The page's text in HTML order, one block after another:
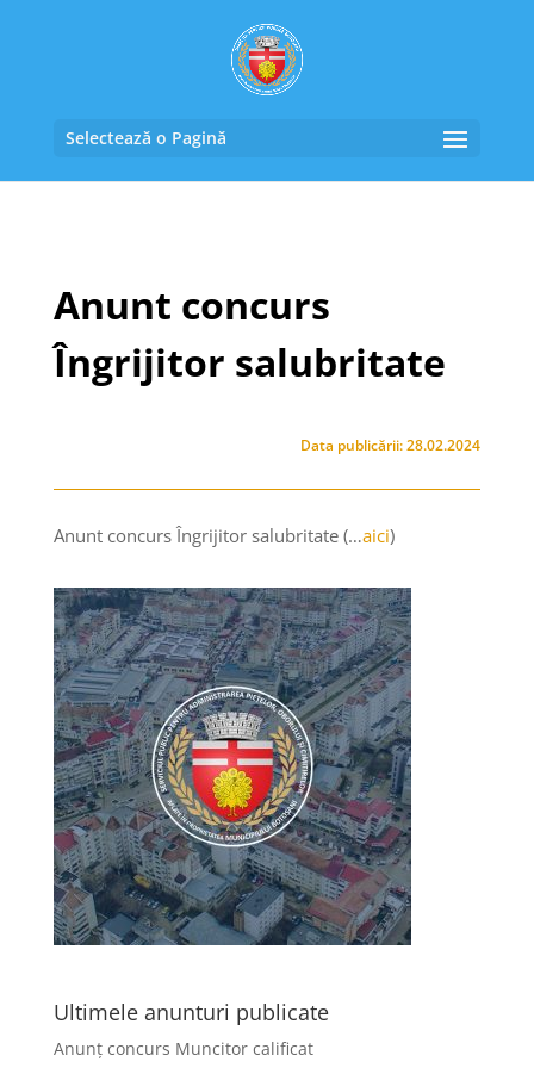
Selectează o Pagină
Anunt concurs
Îngrijitor salubritate
Data publicării: 28.02.2024
Anunt concurs Îngrijitor salubritate (…aici)
Ultimele anunturi publicate
Anunț concurs Muncitor calificat